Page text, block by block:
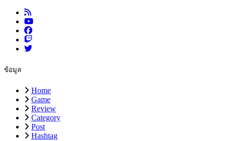
ข้อมูล
Home
Game
Review
Category
Post
Hashtag